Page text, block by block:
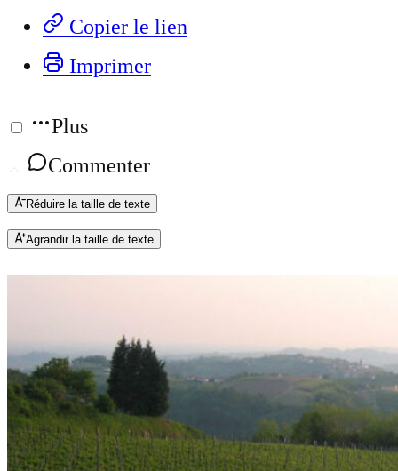
Copier le lien
Imprimer
Plus
Commenter
Réduire la taille de texte
Agrandir la taille de texte